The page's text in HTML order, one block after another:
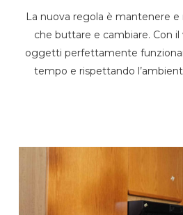
La nuova regola è mantenere
che buttare e cambiare. Con il
oggetti perfettamente
tempo e rispettando